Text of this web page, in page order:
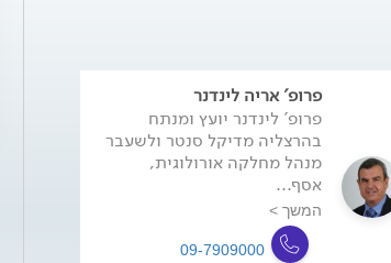
פרופ' אריה לינדנר
פרופ' לינדנר יועץ ומנתח
בהרצליה מדיקל סנטר ולשעבר
מנהל מחלקה אורולוגית,
אסף...
המשך >
09-7909000